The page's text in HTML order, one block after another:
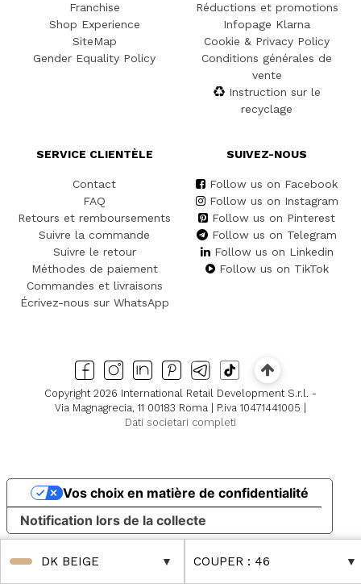
DK BEIGE COUPER : 46
Franchise
Shop Experience
SiteMap
Gender Equality Policy
Réductions et promotions
Infopage Klarna
Cookie & Privacy Policy
Conditions générales de
vente
Instruction sur le
recyclage
SERVICE CLIENTÈLE
Contact
FAQ
Retours et remboursements
Suivre la commande
Suivre le retour
Méthodes de paiement
Commandes et livraisons
Écrivez-nous sur WhatsApp
SUIVEZ-NOUS
Follow us on Facebook
Follow us on Instagram
Follow us on Pinterest
Follow us on Telegram
Follow us on Linkedin
Follow us on TikTok
Copyright 2026 International Retail Development S.r.l. -
Via Magnagrecia, 11 00183 Roma | P.iva 10471441005 |
Dati societari completi
Notification lors de la collecte
Vos choix en matière de confidentialité